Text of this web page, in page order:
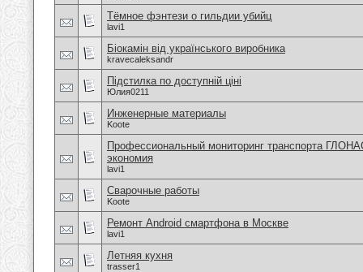
Тёмное фэнтези о гильдии убийц
lavi1
Біокамін від українського виробника
kravecaleksandr
Підстилка по доступній ціні
Юлия0211
Инженерные материалы
Koote
Профессиональный мониторинг транспорта
экономия
lavi1
Сварочные работы
Koote
Ремонт Android смартфона в Москве
lavi1
Летняя кухня
trasser1